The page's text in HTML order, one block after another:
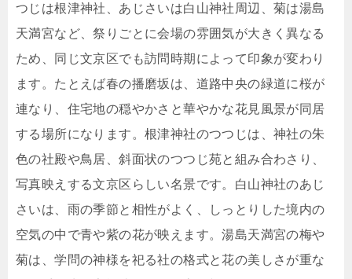
つじは根津神社、あじさいは白山神社周辺、菊は湯島
天満宮など、祭りごとに会場の雰囲気が大きく異なる
ため、同じ文京区でも訪問時期によって印象が変わり
ます。たとえば春の播磨坂は、道路中央の緑道に桜が
連なり、住宅地の穏やかさと華やかな花見風景が同居
する場所になります。根津神社のつつじは、神社の朱
色の社殿や鳥居、斜面状のつつじ苑と組み合わさり、
写真映えする文京区らしい名景です。白山神社のあじ
さいは、雨の季節と相性がよく、しっとりした境内の
空気の中で青や紫の花が映えます。湯島天満宮の梅や
菊は、学問の神様を祀る社の格式と花の美しさが重な